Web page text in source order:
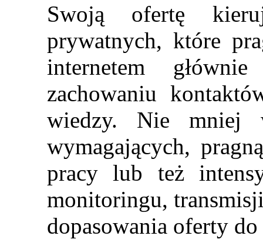
Swoją ofertę
prywatnych, które
internetem
zachowaniu
wiedzy. Nie mniej
wymagających,
pracy lub też
monitoringu,
dopasowania oferty